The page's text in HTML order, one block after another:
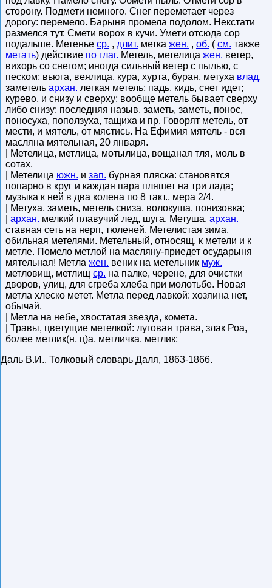
сторону. Подмети немного. Снег переметает через
дорогу: перемело. Барыня промела подолом. Некстати
размелся тут. Смети ворох в кучи. Умети отсюда сор
подальше. Метенье ср. , длит. метка жен. , об. ( см. также
метать) действие по глаг. Метель, метелица жен. ветер,
вихорь со снегом; иногда сильный ветер с пылью, с
песком; вьюга, веялица, кура, хурта, буран, метуха влад.
заметель архан. легкая метель; падь, кидь, снег идет;
курево, и снизу и сверху; вообще метель бывает сверху
либо снизу: последняя назыв. заметь, заметь, понос,
поносуха, поползуха, тащиха и пр. Говорят метель, от
мести, и мятель, от мястись. На Ефимия мятель - вся
масляна мятельная, 20 января.
| Метелица, метлица, мотылица, вощаная тля, моль в
сотах.
| Метелица южн. и зап. бурная пляска: становятся
попарно в круг и каждая пара пляшет на три лада;
музыка к ней в два колена по 8 такт., мера 2/4.
| Метуха, заметь, метель сниза, волокуша, понизовка;
архан. мелкий плавучий лед, шуга. Метуша, архан.
ставная сеть на нерп, тюленей. Метелистая зима,
обильная метелями. Метельный, относящ. к метели и к
метле. Помело метлой на масляну-приедет осударыня
мятельная! Метла жен. веник на метельник муж.
метловищ, метлищ ср. на палке, черене, для очистки
дворов, улиц, для сгреба хлеба при молотьбе. Новая
метла хлеско метет. Метла перед лавкой: хозяина нет,
обычай.
| Метла на небе, хвостатая звезда, комета.
| Травы, цветущие метелкой: луговая трава, злак Роа,
более метлик(н, ц)а, метличка, метлик;
Даль В.И.. Толковый словарь Даля, 1863-1866.